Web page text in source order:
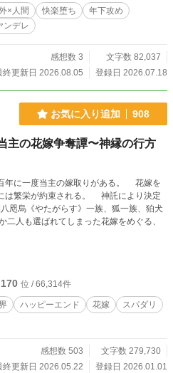
瑠璃の正体。いつのまにか千隼は島の奇
、瑠璃はリバ要素なしの攻め男です 全3
×人間 快楽堕ち
年下攻め
ンデレ
感想数 3
文字数 82,037
終更新日 2026.08.05
登録日 2026.07.18
お気に入り追加 908
主の花嫁争奪譚〜神縁の行方
度当主の嫁取りがある。 花嫁を
束される。 神託により決定
咫烏《やたがらす》一族、狐一族、狛犬
位 / 66,314件
ハッピーエンド 花嫁
スパダリ
感想数 503
文字数 279,730
終更新日 2026.05.22
登録日 2026.01.01